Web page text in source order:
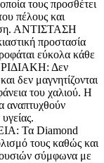
τους προσθέτει
πέλους και
ΑΝΤΙΣΤΑΣΗ
προστασία
εύκολα κάθε
Δεν
δεν μαγνητίζονται
του χαλιού. Η
αναπτυχθούν
Τα Diamond
τους καθώς και
ουσιών σύμφωνα με